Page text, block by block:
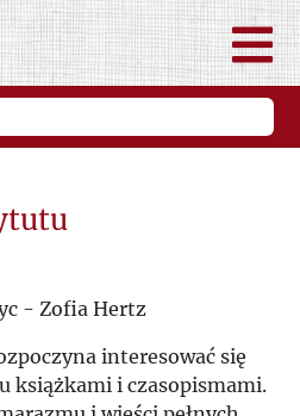
- Zofia Hertz
interesować się
książkami i czasopismami.